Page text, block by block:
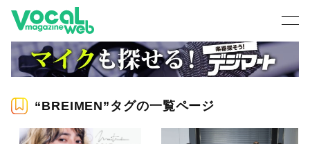
“BREIMEN”タグの一覧ページ